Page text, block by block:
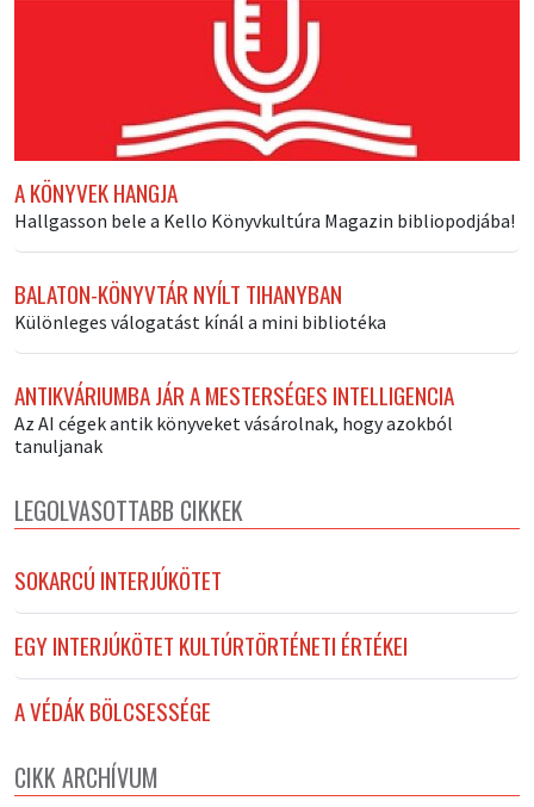
A KÖNYVEK HANGJA
Hallgasson bele a Kello Könyvkultúra Magazin bibliopodjába!
BALATON-KÖNYVTÁR NYÍLT TIHANYBAN
Különleges válogatást kínál a mini bibliotéka
ANTIKVÁRIUMBA JÁR A MESTERSÉGES INTELLIGENCIA
Az AI cégek antik könyveket vásárolnak, hogy azokból
tanuljanak
LEGOLVASOTTABB CIKKEK
SOKARCÚ INTERJÚKÖTET
EGY INTERJÚKÖTET KULTÚRTÖRTÉNETI ÉRTÉKEI
A VÉDÁK BÖLCSESSÉGE
CIKK ARCHÍVUM